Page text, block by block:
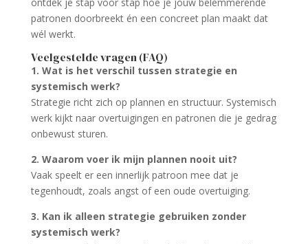
ontdek je stap voor stap hoe je jouw belemmerende
patronen doorbreekt én een concreet plan maakt dat
wél werkt.
Veelgestelde vragen (FAQ)
1. Wat is het verschil tussen strategie en
systemisch werk?
Strategie richt zich op plannen en structuur. Systemisch
werk kijkt naar overtuigingen en patronen die je gedrag
onbewust sturen.
2. Waarom voer ik mijn plannen nooit uit?
Vaak speelt er een innerlijk patroon mee dat je
tegenhoudt, zoals angst of een oude overtuiging.
3. Kan ik alleen strategie gebruiken zonder
systemisch werk?